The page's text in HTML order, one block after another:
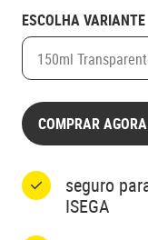
ESCOLHA VARIANTE
150ml
COMPRAR AGORA
seguro
ISEGA